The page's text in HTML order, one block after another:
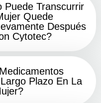
Puede Transcurrir
Quede
Después
Cytotec?
Plazo En La